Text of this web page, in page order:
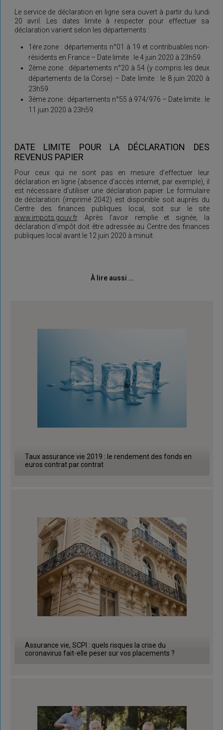
Le service de déclaration en ligne sera ouvert à partir du lundi
20 avril. Les dates limite à respecter pour effectuer sa
déclaration varient selon les départements :
1ère zone : départements n°01 à 19 et contribuables non-
résidents en France – Date limite : le 4 juin 2020 à 23h59.
2ème zone : départements n°20 à 54 (y compris les deux
départements de la Corse) – Date limite : le 8 juin 2020 à
23h59.
3ème zone : départements n°55 à 974/976 – Date limite : le
11 juin 2020 à 23h59.
DATE LIMITE POUR LA DÉCLARATION DES
REVENUS PAPIER
Pour ceux qui ne sont pas en mesure d’effectuer leur
déclaration en ligne (absence d’accès internet, par exemple), il
est nécessaire d’utiliser une déclaration papier. Le formulaire
de déclaration (imprimé 2042) est disponible soit auprès du
Centre des finances publiques local, soit sur le site
www.impots.gouv.fr. Après l’avoir remplie et signée, la
déclaration d’impôt doit être adressée au Centre des finances
publiques local avant le 12 juin 2020 à minuit.
À lire aussi …
Taux assurance vie 2019 : le rendement des fonds en
euros contrat par contrat
Assurance vie, SCPI : quels risques la crise du
coronavirus fait-elle peser sur vos placements ?